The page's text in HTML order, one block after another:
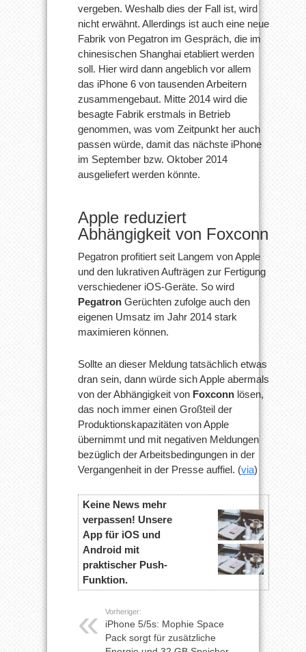
vergeben. Weshalb dies der Fall ist, wird
nicht erwähnt. Allerdings ist auch eine neue
Fabrik von Pegatron im Gespräch, die im
chinesischen Shanghai etabliert werden
soll. Hier wird dann angeblich vor allem
das iPhone 6 von tausenden Arbeitern
zusammengebaut. Mitte 2014 wird die
besagte Fabrik erstmals in Betrieb
genommen, was vom Zeitpunkt her auch
passen würde, damit das nächste iPhone
im September bzw. Oktober 2014
ausgeliefert werden könnte.
Apple reduziert
Abhängigkeit von Foxconn
Pegatron profitiert seit Langem von Apple
und den lukrativen Aufträgen zur Fertigung
verschiedener iOS-Geräte. So wird
Pegatron Gerüchten zufolge auch den
eigenen Umsatz im Jahr 2014 stark
maximieren können.
Sollte an dieser Meldung tatsächlich etwas
dran sein, dann würde sich Apple abermals
von der Abhängigkeit von Foxconn lösen,
das noch immer einen Großteil der
Produktionskapazitäten von Apple
übernimmt und mit negativen Meldungen
bezüglich der Arbeitsbedingungen in der
Vergangenheit in der Presse auffiel. (via)
Keine News mehr
verpassen! Unsere
App für iOS und
Android mit
praktischer Push-
Funktion.
Vorheriger:
iPhone 5/5s: Mophie Space
Pack sorgt für zusätzliche